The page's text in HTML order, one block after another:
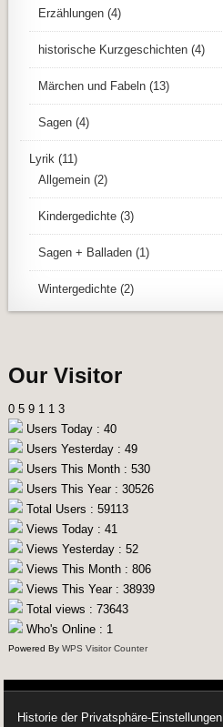
Erzählungen (4)
historische Kurzgeschichten (4)
Märchen und Fabeln (13)
Sagen (4)
Lyrik (11)
Allgemein (2)
Kindergedichte (3)
Sagen + Balladen (1)
Wintergedichte (2)
Our Visitor
0 5 9 1 1 3
Users Today : 40
Users Yesterday : 49
Users This Month : 530
Users This Year : 30526
Total Users : 59113
Views Today : 41
Views Yesterday : 52
Views This Month : 806
Views This Year : 38939
Total views : 73643
Who's Online : 1
Powered ByWPS Visitor Counter
Historie der Privatsphäre-Einstellungen